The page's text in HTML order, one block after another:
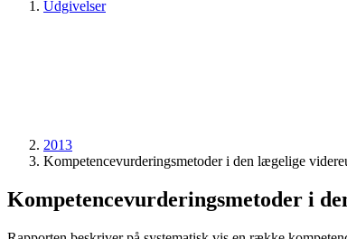
Udgivelser
2013
Kompetencevurderings­metoder i den lægelige
Kompetencevurderings­metoder i